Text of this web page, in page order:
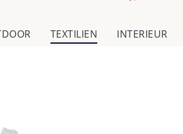
TEXTILIEN IN­TE­RI­EUR